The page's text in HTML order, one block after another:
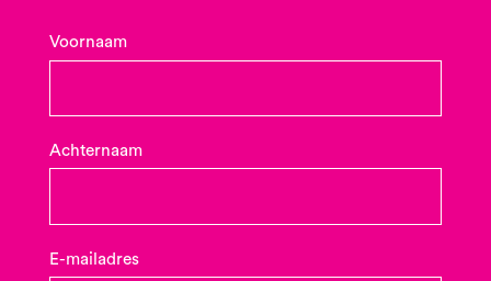
Voornaam
Achternaam
E-mailadres